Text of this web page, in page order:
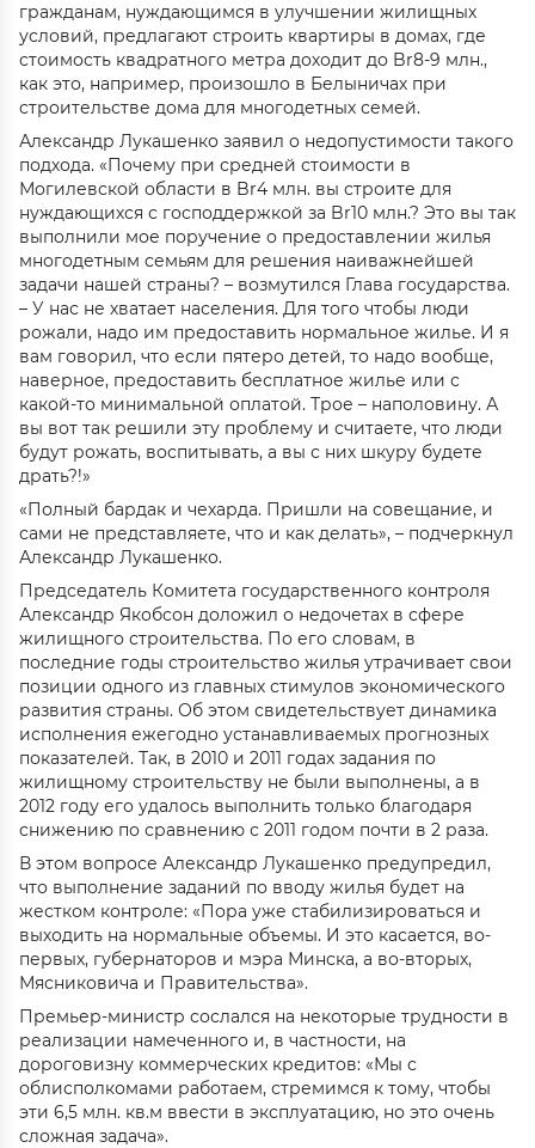
гражданам, нуждающимся в улучшении жилищных
условий, предлагают строить квартиры в домах, где
стоимость квадратного метра доходит до Br8-9 млн.,
как это, например, произошло в Белыничах при
строительстве дома для многодетных семей.
Александр Лукашенко заявил о недопустимости такого
подхода. «Почему при средней стоимости в
Могилевской области в Br4 млн. вы строите для
нуждающихся с господдержкой за Br10 млн.? Это вы так
выполнили мое поручение о предоставлении жилья
многодетным семьям для решения наиважнейшей
задачи нашей страны? – возмутился Глава государства.
– У нас не хватает населения. Для того чтобы люди
рожали, надо им предоставить нормальное жилье. И я
вам говорил, что если пятеро детей, то надо вообще,
наверное, предоставить бесплатное жилье или с
какой-то минимальной оплатой. Трое – наполовину. А
вы вот так решили эту проблему и считаете, что люди
будут рожать, воспитывать, а вы с них шкуру будете
драть?!»
«Полный бардак и чехарда. Пришли на совещание, и
сами не представляете, что и как делать», – подчеркнул
Александр Лукашенко.
Председатель Комитета государственного контроля
Александр Якобсон доложил о недочетах в сфере
жилищного строительства. По его словам, в
последние годы строительство жилья утрачивает свои
позиции одного из главных стимулов экономического
развития страны. Об этом свидетельствует динамика
исполнения ежегодно устанавливаемых прогнозных
показателей. Так, в 2010 и 2011 годах задания по
жилищному строительству не были выполнены, а в
2012 году его удалось выполнить только благодаря
снижению по сравнению с 2011 годом почти в 2 раза.
В этом вопросе Александр Лукашенко предупредил,
что выполнение заданий по вводу жилья будет на
жестком контроле: «Пора уже стабилизироваться и
выходить на нормальные объемы. И это касается, во-
первых, губернаторов и мэра Минска, а во-вторых,
Мясниковича и Правительства».
Премьер-министр сослался на некоторые трудности в
реализации намеченного и, в частности, на
дороговизну коммерческих кредитов: «Мы с
облисполкомами работаем, стремимся к тому, чтобы
эти 6,5 млн. кв.м ввести в эксплуатацию, но это очень
сложная задача».